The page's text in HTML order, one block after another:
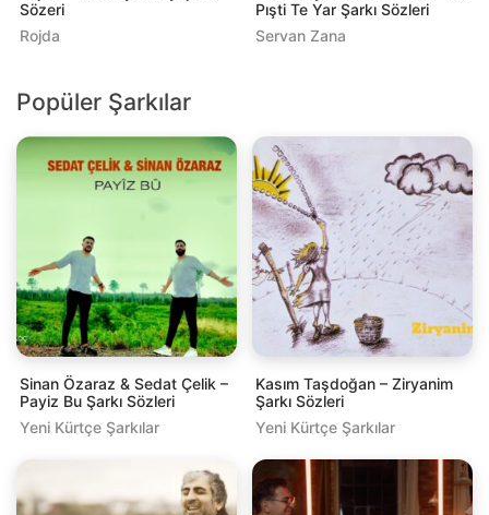
Sözeri
Rojda
Pışti Te Yar Şarkı Sözleri
Servan Zana
Popüler Şarkılar
Sinan Özaraz & Sedat Çelik –
Payiz Bu Şarkı Sözleri
Yeni Kürtçe Şarkılar
Kasım Taşdoğan – Ziryanim
Şarkı Sözleri
Yeni Kürtçe Şarkılar